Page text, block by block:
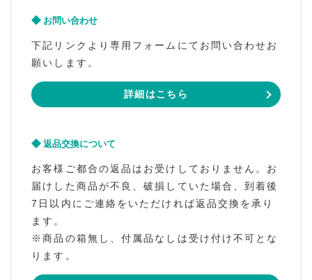
お問い合わせ
下記リンクより専用フォームにてお問い合わせお
願いします。
詳細はこちら
返品交換について
お客様ご都合の返品はお受けしておりません。お
届けした商品が不良、破損していた場合、到着後
7日以内にご連絡をいただければ返品交換を承り
ます。
※商品の箱無し、付属品なしは受け付け不可とな
ります。